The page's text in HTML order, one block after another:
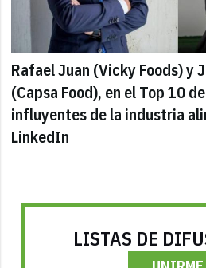
Rafael Juan (Vicky Foods) y
(Capsa Food), en el Top 10
influyentes de la industria
LinkedIn
LISTAS DE